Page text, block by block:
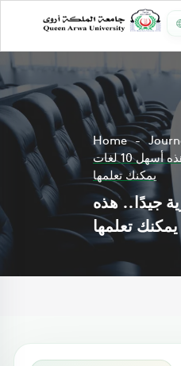
Home
إذا كنت أتقنت الإنجليزية جيدًا.. هذه أسهل 10 لغات
يمكنك تعلمها
جيدًا.. هذه